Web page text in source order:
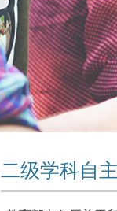
二级学科自